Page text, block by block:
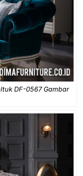
DF-0567 Gambar